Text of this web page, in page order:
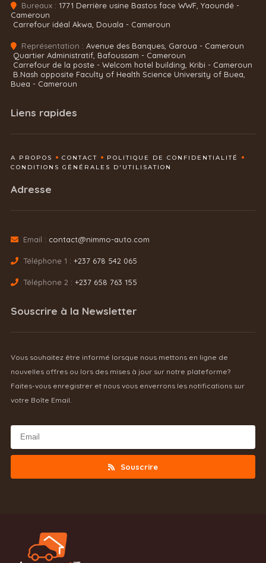
Bureaux : 1771 Derrière usine Bastos face WWF, Yaoundé -
Cameroun
Carrefour idéal Akwa, Douala - Cameroun
Représentation : Avenue des Banques, Garoua - Cameroun
Quartier Administratif, Bafoussam - Cameroun
Carrefour de la poste - Welcom hotel building, Kribi - Cameroun
B.Nash opposite Faculty of Health Science University of Buea,
Buea - Cameroun
Liens rapides
A PROPOS CONTACT
POLITIQUE DE CONFIDENTIALITÉ
CONDITIONS GÉNÉRALES D'UTILISATION
Adresse
Email : contact@nimmo-auto.com
Téléphone 1 : +237 678 542 065
Téléphone 2 : +237 658 763 155
Souscrire à la Newsletter
Vous souhaitez être informé lorsque nous mettons en ligne de
nouvelles offres ou lors des mises à jour sur notre plateforme?
Faites-vous enregistrer et nous vous enverrons les notifications sur
votre Boîte Email.
Souscrire